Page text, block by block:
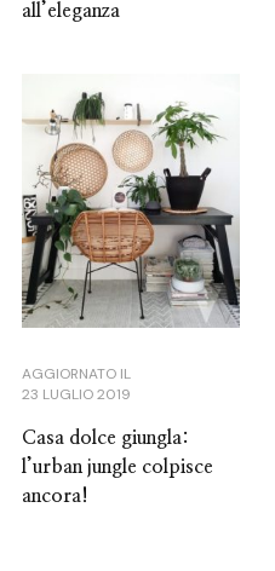
all’eleganza
AGGIORNATO IL
23 LUGLIO 2019
Casa dolce giungla:
l’urban jungle colpisce
ancora!